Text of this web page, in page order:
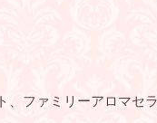
ファミリーアロマセ